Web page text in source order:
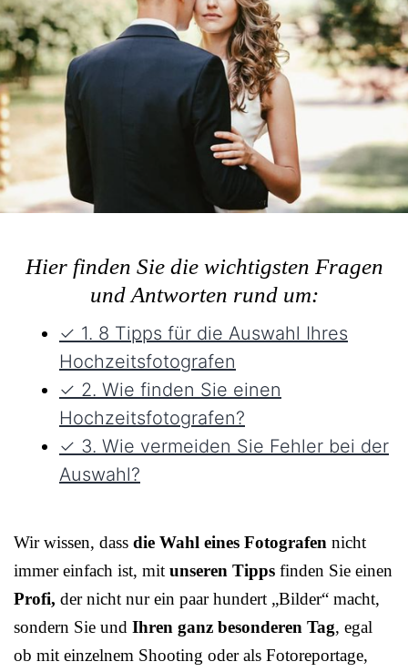
Hier finden Sie die wichtigsten Fragen
und Antworten rund um:
✓ 1. 8 Tipps für die Auswahl Ihres
Hochzeitsfotografen
✓ 2. Wie finden Sie einen
Hochzeitsfotografen?
✓ 3. Wie vermeiden Sie Fehler bei der
Auswahl?
Wir wissen, dass die Wahl eines Fotografen nicht
immer einfach ist, mit unseren Tipps finden Sie einen
Profi, der nicht nur ein paar hundert „Bilder“ macht,
sondern Sie und Ihren ganz besonderen Tag, egal
ob mit einzelnem Shooting oder als Fotoreportage,